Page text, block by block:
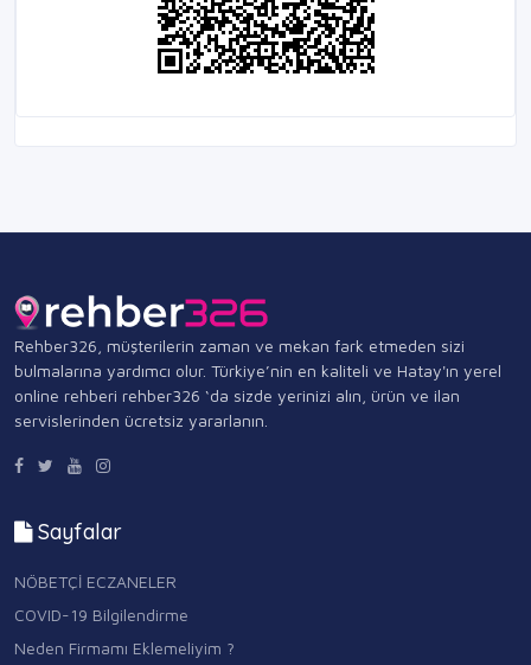
Rehber326, müşterilerin zaman ve mekan fark etmeden sizi
bulmalarına yardımcı olur. Türkiye’nin en kaliteli ve Hatay'ın yerel
online rehberi rehber326 ‘da sizde yerinizi alın, ürün ve ilan
servislerinden ücretsiz yararlanın.
Sayfalar
NÖBETÇİ ECZANELER
COVID-19 Bilgilendirme
Neden Firmamı Eklemeliyim ?